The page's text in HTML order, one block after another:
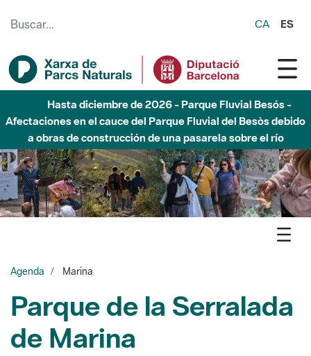
CA ES
Hasta diciembre de 2026 - Parque Fluvial Besós -
Afectaciones en el cauce del Parque Fluvial del Besòs debido
a obras de construcción de una pasarela sobre el río
Agenda Marina
Parque de la Serralada
de Marina